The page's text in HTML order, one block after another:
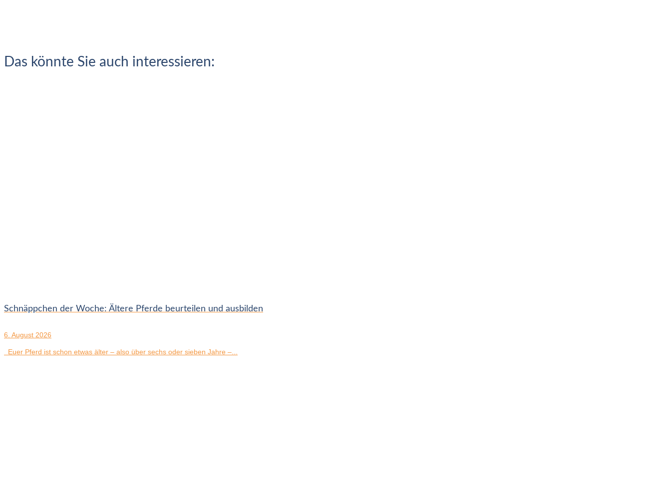
Das könnte Sie auch interessieren:
Schnäppchen der Woche: Ältere Pferde beurteilen und ausbilden
6. August 2026
Euer Pferd ist schon etwas älter – also über sechs oder sieben Jahre –...